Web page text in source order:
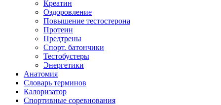
Креатин
Оздоровление
Повышение тестостерона
Протеин
Предтрены
Спорт. батончики
Тестобустеры
Энергетики
Анатомия
Словарь терминов
Калоризатор
Спортивные соревнования